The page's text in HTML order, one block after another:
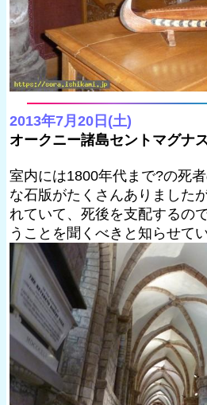
2013年7月20日(土)
オークニー諸島セントマグナ
室内には1800年代まで?の死
な石版がたくさんありました
れていて、死後を支配するの
うことを聞くべきと知らせて